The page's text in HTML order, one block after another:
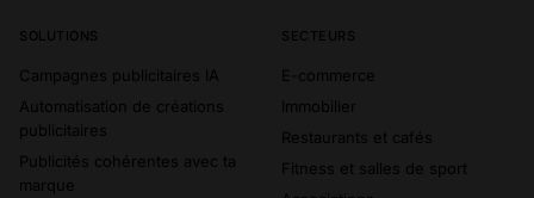
SOLUTIONS
Campagnes publicitaires IA
Automatisation de créations
publicitaires
Publicités cohérentes avec ta
marque
SECTEURS
E-commerce
Immobilier
Restaurants et cafés
Fitness et salles de sport